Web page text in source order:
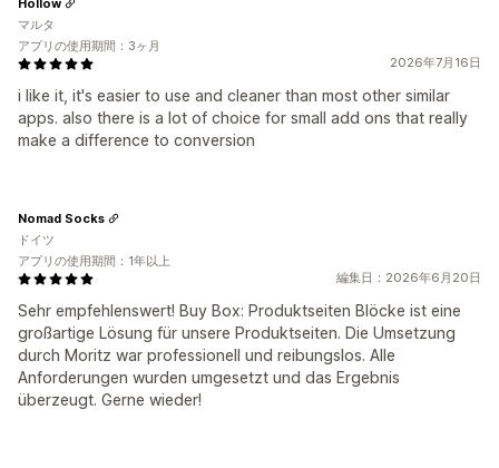
2026年7月16日
i like it, it's easier to use and cleaner than most other similar
apps. also there is a lot of choice for small add ons that really
make a difference to conversion
Hollow
マルタ
アプリの使用期間：3ヶ月
編集日：2026年6月20日
Sehr empfehlenswert! Buy Box: Produktseiten Blöcke ist eine
großartige Lösung für unsere Produktseiten. Die Umsetzung
durch Moritz war professionell und reibungslos. Alle
Anforderungen wurden umgesetzt und das Ergebnis
überzeugt. Gerne wieder!
Nomad Socks
ドイツ
アプリの使用期間：1年以上